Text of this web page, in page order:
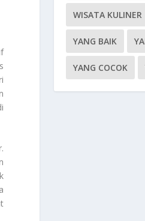
WISATA KULINER
YANG BAIK
YANG COCOK